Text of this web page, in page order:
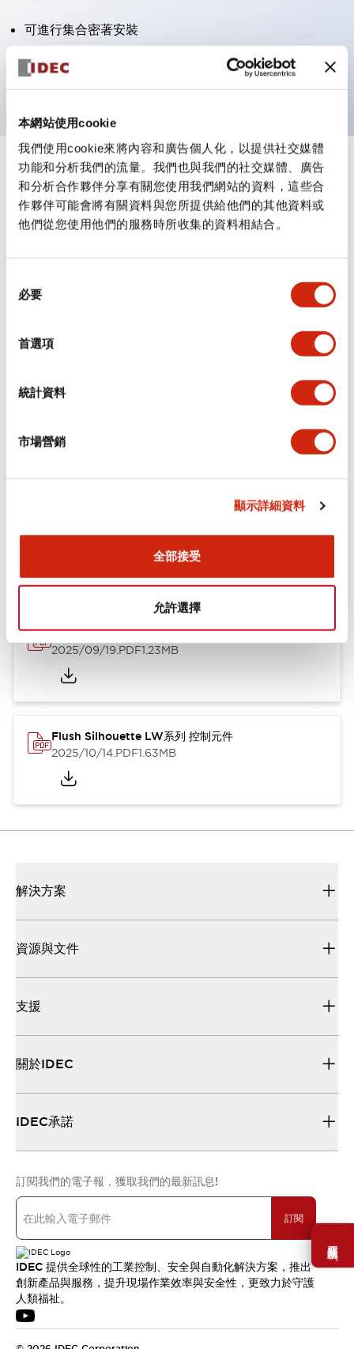
本網站使用cookie
我們使用cookie來將內容和廣告個人化，以提供社交媒體
功能和分析我們的流量。我們也與我們的社交媒體、廣告
和分析合作夥伴分享有關您使用我們網站的資料，這些合
作夥伴可能會將有關資料與您所提供給他們的其他資料或
他們從您使用他們的服務時所收集的資料相結合。
必要
首選項
統計資料
市場營銷
顯示詳細資料
全部接受
允許選擇
需要幫助嗎？
可進行集合密著安裝
附鎖選擇開關採用高安全性的彈子鎖結構
防護結構為IP65（IEC60529）
規格 顯示全部
審美規範
環境規範
功能規格
Flush Silhouette LW系列 控制元件 (英文版)
2025/09/19.PDF1.23MB
Flush Silhouette LW系列 控制元件
2025/10/14.PDF1.63MB
解決方案
資源與文件
支援
關於IDEC
IDEC承諾
訂閱我們的電子報，獲取我們的最新訊息!
訂閱
IDEC 提供全球性的工業控制、安全與自動化解決方案，推出
創新產品與服務，提升現場作業效率與安全性，更致力於守護
人類福祉。